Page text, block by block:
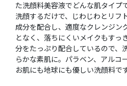
た洗顔料美容液でどんな肌タイプ
洗顔するだけで、じわじわとリフ
成分を配合し、適度なクレンジン
となく、落ちにくいメイクもすっ
分をたっぷり配合しているので、
らかな素肌に。パラベン、アルコ
お肌にも地球にも優しい洗顔料です